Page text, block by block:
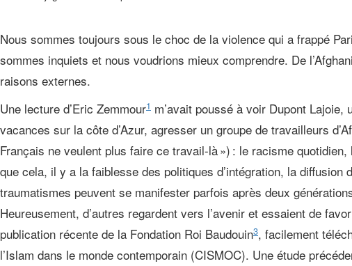
Nous sommes toujours sous le choc de la violence qui a frappé
sommes inquiets et nous voudrions mieux comprendre. De
raisons externes.
Une lecture d’Eric Zemmour1 m’avait poussé à voir Dupont
vacances sur la côte d’Azur, agresser un groupe de travailleurs
Français ne veulent plus faire ce travail-là ») : le racisme
que cela, il y a la faiblesse des politiques d’intégration, la
traumatismes peuvent se manifester parfois après deux
Heureusement, d’autres regardent vers l’avenir et essaient de
publication récente de la Fondation Roi Baudouin3, facilement
l’Islam dans le monde contemporain (CISMOC). Une étude